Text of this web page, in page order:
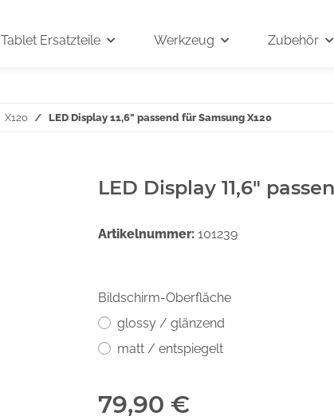
Tablet Ersatzteile Werkzeug Zubehör
X120 LED Display 11,6" passend für Samsung X120
LED Display 11,6"
Artikelnummer: 101239
Bildschirm-Oberfläche
glossy / glänzend
matt / entspiegelt
79,90 €